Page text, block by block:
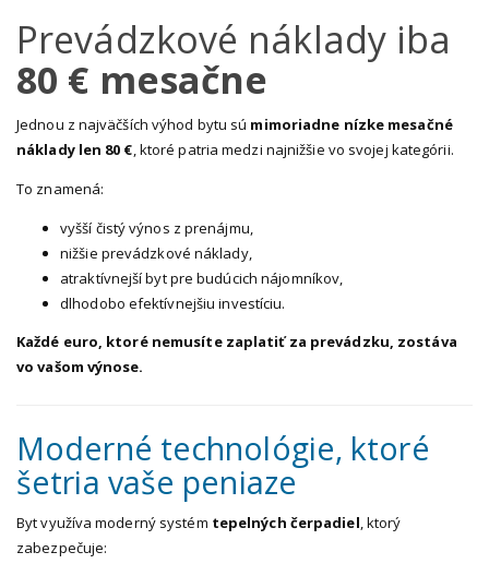
Prevádzkové náklady iba
80 € mesačne
Jednou z najväčších výhod bytu sú mimoriadne nízke mesačné
náklady len 80 €, ktoré patria medzi najnižšie vo svojej kategórii.
To znamená:
vyšší čistý výnos z prenájmu,
nižšie prevádzkové náklady,
atraktívnejší byt pre budúcich nájomníkov,
dlhodobo efektívnejšiu investíciu.
Každé euro, ktoré nemusíte zaplatiť za prevádzku, zostáva
vo vašom výnose.
Moderné technológie, ktoré
šetria vaše peniaze
Byt využíva moderný systém tepelných čerpadiel, ktorý
zabezpečuje: